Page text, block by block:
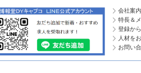
会社案内
特長＆
登録か
人材を
お問い